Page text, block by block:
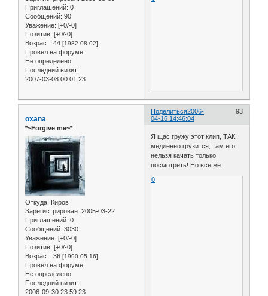
Приглашений: 0
Сообщений: 90
Уважение: [+0/-0]
Позитив: [+0/-0]
Возраст: 44 [1982-08-02]
Провел на форуме:
Не определено
Последний визит:
2007-03-08 00:01:23
Поделиться 93
2006-
04-16 14:46:04
oxana
*~Forgive me~*
Откуда: Киров
Зарегистрирован: 2005-03-22
Приглашений: 0
Сообщений: 3030
Уважение: [+0/-0]
Позитив: [+0/-0]
Возраст: 36 [1990-05-16]
Провел на форуме:
Не определено
Последний визит:
2006-09-30 23:59:23
Я щас гружу этот клип, ТАК
медленно грузится, там его
нельзя качать только
посмотреть! Но все же..
0